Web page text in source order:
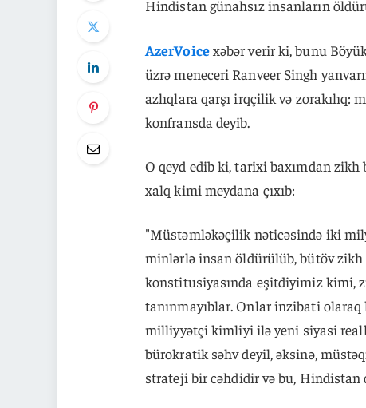
Hindistan günahsız insanların
AzerVoicexəbər verir ki, bunu
üzrə meneceri Ranveer Singh
azlıqlara qarşı irqçilik və zorakılıq:
konfransda deyib.
O qeyd edib ki, tarixi baxımdan
xalq kimi meydana çıxıb:
"Müstəmləkəçilik nəticəsində iki
minlərlə insan öldürülüb, bütöv
konstitusiyasında eşitdiyimiz kimi,
tanınmayıblar. Onlar inzibati
milliyyətçi kimliyi ilə yeni siyasi
bürokratik səhv deyil, əksinə,
strateji bir cəhdidir və bu,